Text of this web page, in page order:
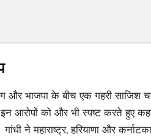
और भाजपा के बीच एक गहरी साजिश
इन आरोपों को और भी स्पष्ट करते हुए
ने महाराष्ट्र, हरियाणा और